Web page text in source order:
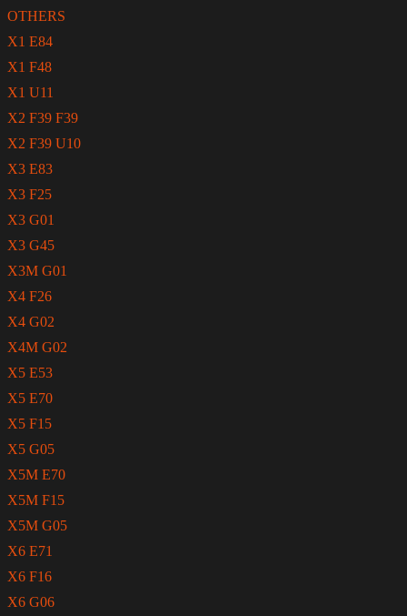
OTHERS
X1 E84
X1 F48
X1 U11
X2 F39 F39
X2 F39 U10
X3 E83
X3 F25
X3 G01
X3 G45
X3M G01
X4 F26
X4 G02
X4M G02
X5 E53
X5 E70
X5 F15
X5 G05
X5M E70
X5M F15
X5M G05
X6 E71
X6 F16
X6 G06